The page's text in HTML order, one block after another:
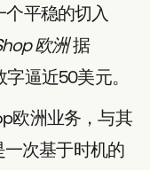
平稳的切入
欧洲据
逼近50美元。
欧洲业务，与其
次基于时机的